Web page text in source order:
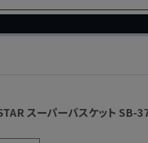
スーパーバスケット SB-